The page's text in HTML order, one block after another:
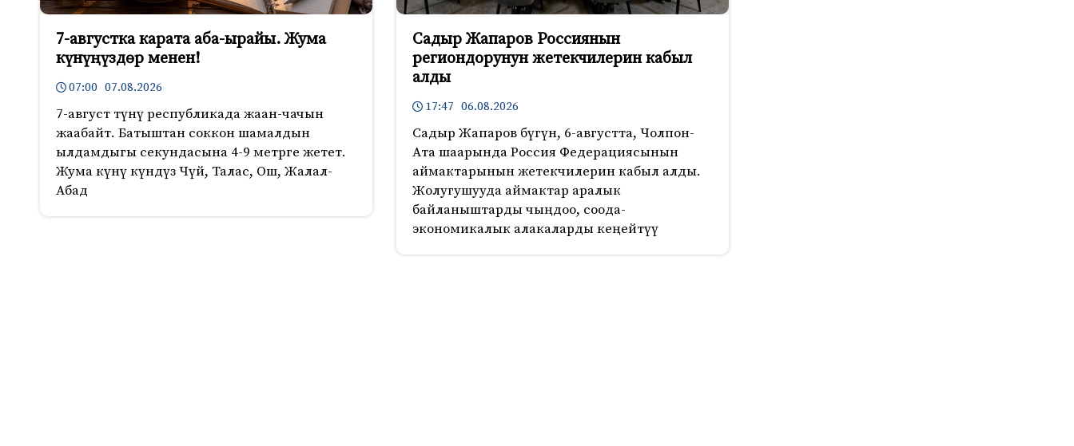
7-августка карата аба-ырайы. Жума
күнүңүздөр менен!
07:00 07.08.2026
7-август түнү республикада жаан-чачын
жаабайт. Батыштан соккон шамалдын
ылдамдыгы секундасына 4-9 метрге жетет.
Жума күнү күндүз Чүй, Талас, Ош, Жалал-
Абад
Садыр Жапаров Россиянын
региондорунун жетекчилерин кабыл
алды
17:47 06.08.2026
Садыр Жапаров бүгүн, 6-августта, Чолпон-
Ата шаарында Россия Федерациясынын
аймактарынын жетекчилерин кабыл алды.
Жолугушууда аймактар аралык
байланыштарды чыңдоо, соода-
экономикалык алакаларды кеңейтүү